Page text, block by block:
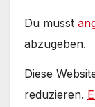
Du musst
abzugeben.
Diese
reduzieren.